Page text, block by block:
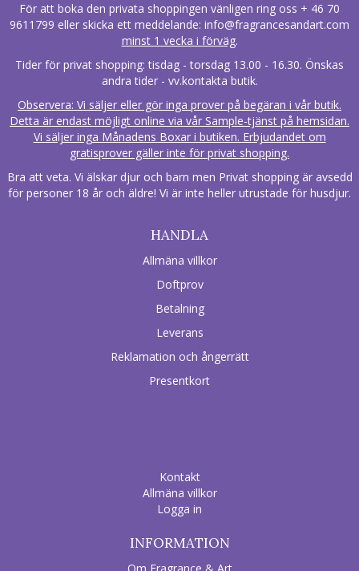
För att boka den privata shoppingen vänligen ring oss + 46 70
9611799 eller skicka ett meddelande: info@fragrancesandart.com
minst 1 vecka i förväg.
Tider för privat shopping: tisdag - torsdag 13.00 - 16.30. Önskas
andra tider - vv.kontakta butik.
Observera: Vi säljer eller gör inga prover på begäran i vår butik.
Detta är endast möjligt online via vår Sample-tjänst på hemsidan.
Vi säljer inga Månadens Boxar i butiken. Erbjudandet om
gratisprover gäller inte för privat shopping.
Bra att veta. Vi älskar djur och barn men Privat shopping är avsedd
för personer 18 år och äldre! Vi är inte heller utrustade för husdjur.
HANDLA
Allmäna villkor
Doftprov
Betalning
Leverans
Reklamation och ångerrätt
Presentkort
Kontakt
Allmäna villkor
Logga in
INFORMATION